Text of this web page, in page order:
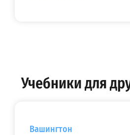
Учебники для
Вашингтон